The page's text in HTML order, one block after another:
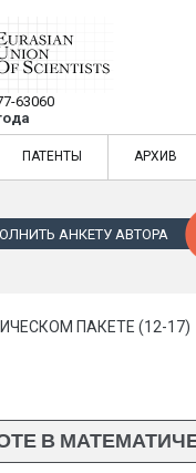
—
63060
статей в
ПАТЕНТЫ АРХИВ
АНКЕТУ АВТОРА
ПАКЕТЕ (12-17)
В